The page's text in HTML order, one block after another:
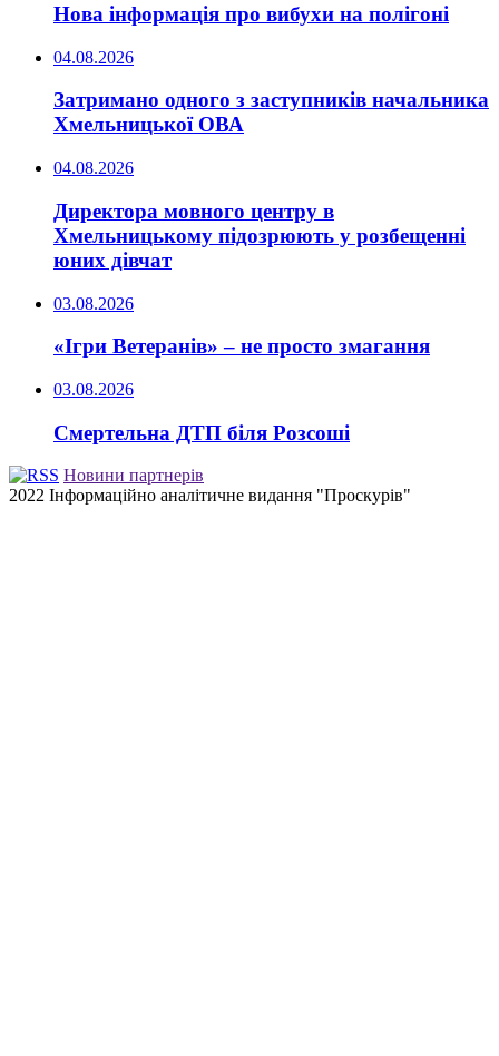
Нова інформація про вибухи на полігоні
04.08.2026
Затримано одного з заступників начальника
Хмельницької ОВА
04.08.2026
Директора мовного центру в
Хмельницькому підозрюють у розбещенні
юних дівчат
03.08.2026
«Ігри Ветеранів» – не просто змагання
03.08.2026
Смертельна ДТП біля Розсоші
Новини партнерів
2022 Інформаційно аналітичне видання "Проскурів"